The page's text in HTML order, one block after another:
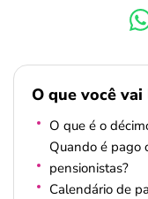
O que você
O que é o
Quando é pago
pensionistas?
Calendário de